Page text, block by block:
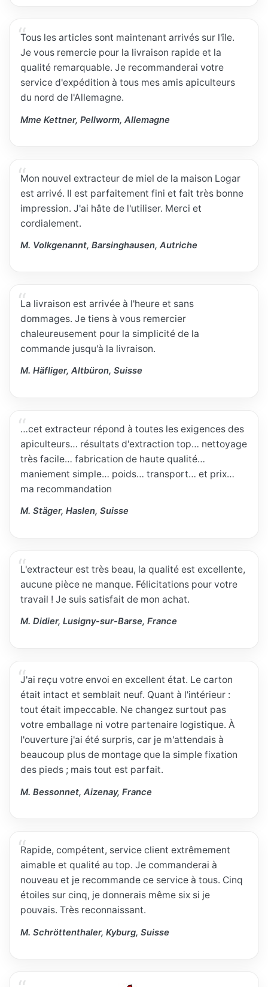
Tous les articles sont maintenant arrivés sur l'île.
Je vous remercie pour la livraison rapide et la
qualité remarquable. Je recommanderai votre
service d'expédition à tous mes amis apiculteurs
du nord de l'Allemagne.
Mme Kettner, Pellworm, Allemagne
Mon nouvel extracteur de miel de la maison Logar
est arrivé. Il est parfaitement fini et fait très bonne
impression. J'ai hâte de l'utiliser. Merci et
cordialement.
M. Volkgenannt, Barsinghausen, Autriche
La livraison est arrivée à l'heure et sans
dommages. Je tiens à vous remercier
chaleureusement pour la simplicité de la
commande jusqu'à la livraison.
M. Häfliger, Altbüron, Suisse
…cet extracteur répond à toutes les exigences des
apiculteurs… résultats d'extraction top… nettoyage
très facile… fabrication de haute qualité…
maniement simple… poids… transport… et prix…
ma recommandation
M. Stäger, Haslen, Suisse
L'extracteur est très beau, la qualité est excellente,
aucune pièce ne manque. Félicitations pour votre
travail ! Je suis satisfait de mon achat.
M. Didier, Lusigny-sur-Barse, France
J'ai reçu votre envoi en excellent état. Le carton
était intact et semblait neuf. Quant à l'intérieur :
tout était impeccable. Ne changez surtout pas
votre emballage ni votre partenaire logistique. À
l'ouverture j'ai été surpris, car je m'attendais à
beaucoup plus de montage que la simple fixation
des pieds ; mais tout est parfait.
M. Bessonnet, Aizenay, France
Rapide, compétent, service client extrêmement
aimable et qualité au top. Je commanderai à
nouveau et je recommande ce service à tous. Cinq
étoiles sur cinq, je donnerais même six si je
pouvais. Très reconnaissant.
M. Schröttenthaler, Kyburg, Suisse